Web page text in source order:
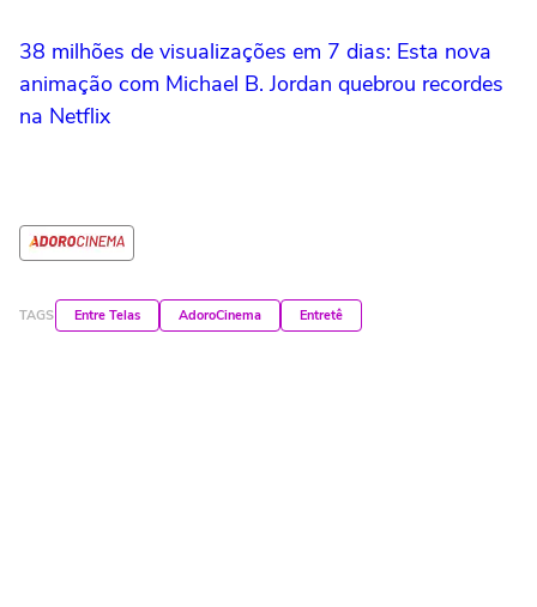
38 milhões de visualizações em 7 dias: Esta nova
animação com Michael B. Jordan quebrou recordes
na Netflix
TAGS Entre Telas AdoroCinema Entretê